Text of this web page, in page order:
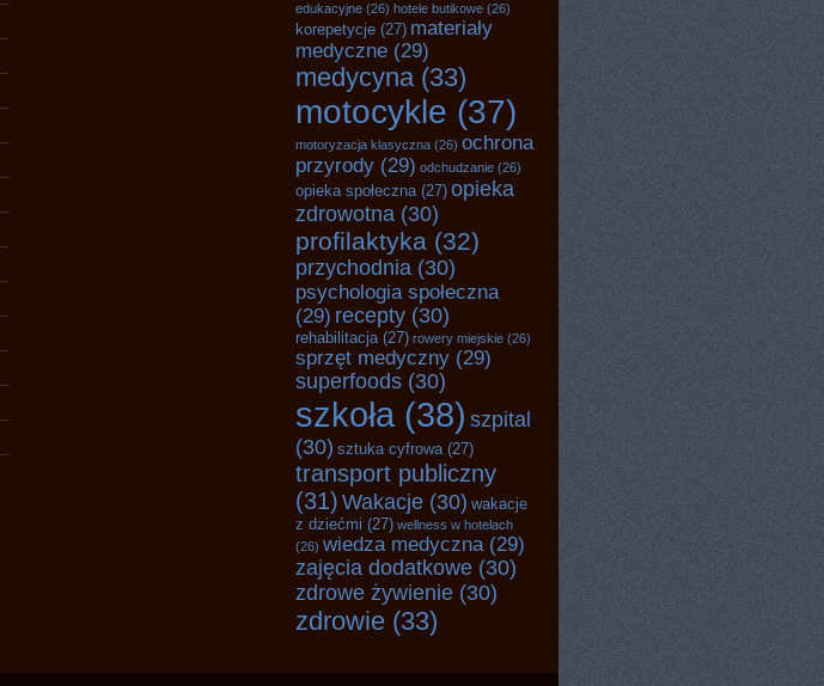
edukacyjne (26) hotele butikowe (26)
korepetycje (27) materiały
medyczne (29)
medycyna(33)
motocykle (37)
motoryzacja klasyczna (26) ochrona
przyrody (29) odchudzanie (26)
opieka społeczna(27) opieka
zdrowotna (30)
profilaktyka (32)
przychodnia (30)
psychologia społeczna
(29) recepty (30)
rehabilitacja(27) rowery miejskie (26)
sprzęt medyczny (29)
superfoods (30)
szkoła (38) szpital
(30) sztuka cyfrowa(27)
transport publiczny
(31) Wakacje (30) wakacje
z dziećmi (27) wellness w hotelach
(26) wiedza medyczna (29)
zajęcia dodatkowe (30)
zdrowe żywienie (30)
zdrowie (33)